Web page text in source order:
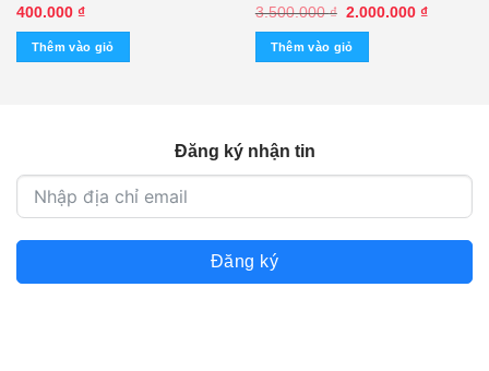
Thủy Tinh (KGTC) – cái
400.000 ₫
Thêm vào giỏ
Hồng Anh Viết Tên Em – Giao
Linh – Tuấn Vũ – Phượng Mai
(Băng Đen, KHÔNG BÌA GỐC)
3.500.000₫ Giá
là:
3.500.000 ₫.
2.000.000 ₫Giá
Thêm vào giỏ
Đăng ký nhận tin
Đăng ký